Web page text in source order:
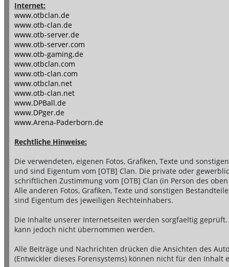
Internet:
www.otbclan.de
www.otb-clan.de
www.otb-server.de
www.otb-server.com
www.otb-gaming.de
www.otbclan.com
www.otb-clan.com
www.otbclan.net
www.otb-clan.net
www.DPBall.de
www.DPger.de
www.Arena-Paderborn.de
Rechtliche Hinweise:
Die verwendeten, eigenen Fotos, Grafiken, Texte und
und sind Eigentum vom [OTB] Clan. Die private oder
schriftlichen Zustimmung vom [OTB] Clan (in Person des
Alle anderen Fotos, Grafiken, Texte und sonstigen
sind Eigentum des jeweiligen Rechteinhabers.
Die Inhalte unserer Internetseiten werden sorgfaeltig
kann jedoch nicht übernommen werden.
Alle Beiträge und Nachrichten drücken die Ansichten des
(Entwickler dieses Forensystems) können nicht für den